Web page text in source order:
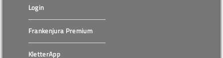
Login
Frankenjura Premium
KletterApp